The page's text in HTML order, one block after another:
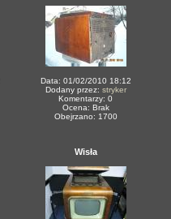
Data: 01/02/2010 18:12
Dodany przez: stryker
Komentarzy: 0
Ocena: Brak
Obejrzano: 1700
Wisła